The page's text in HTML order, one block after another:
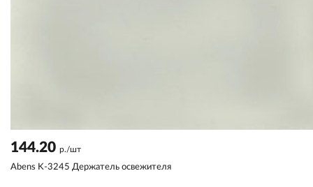
144.20 р./шт
Abens K-3245 Держатель освежителя